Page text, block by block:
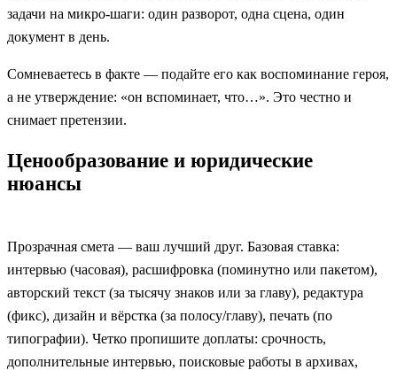
задачи на микро-шаги: один разворот, одна сцена, один
документ в день.
Сомневаетесь в факте — подайте его как воспоминание героя,
а не утверждение: «он вспоминает, что…». Это честно и
снимает претензии.
Ценообразование и юридические
нюансы
Прозрачная смета — ваш лучший друг. Базовая ставка:
интервью (часовая), расшифровка (поминутно или пакетом),
авторский текст (за тысячу знаков или за главу), редактура
(фикс), дизайн и вёрстка (за полосу/главу), печать (по
типографии). Четко пропишите доплаты: срочность,
дополнительные интервью, поисковые работы в архивах,